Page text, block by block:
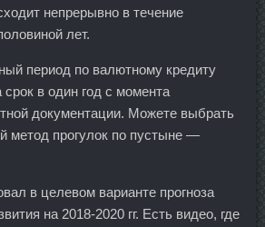
непрерывно в течение
лет.
период по валютному кредиту
в один год с момента
документации. Можете выбрать
метод прогулок по пустыне —
в целевом варианте прогноза
на 2018-2020 гг. Есть видео, где